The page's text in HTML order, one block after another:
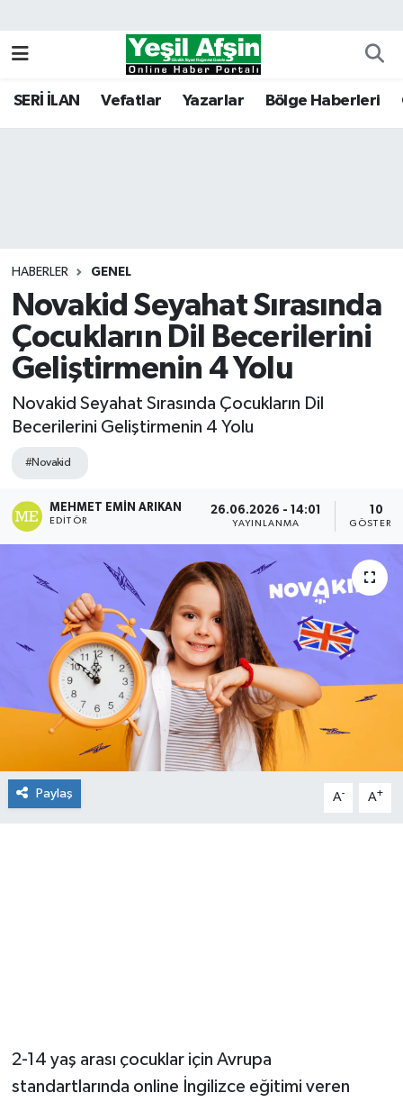
SERİ İLAN Vefatlar Yazarlar Bölge Haberleri
HABERLER GENEL
Novakid Seyahat Sırasında
Çocukların Dil Becerilerini
Geliştirmenin 4 Yolu
Novakid Seyahat Sırasında Çocukların Dil
Becerilerini Geliştirmenin 4 Yolu
#Novakid
MEHMET EMIN ARIKAN
EDITÖR
26.06.2026 - 14:01
YAYINLANMA
10
GÖSTERIM
Paylaş A- A+
2-14 yaş arası çocuklar için Avrupa
standartlarında online İngilizce eğitimi veren
Kahramanmaraş Nöbetçi Eczaneler
Tüm Manşetler
Son Dakika Haberleri